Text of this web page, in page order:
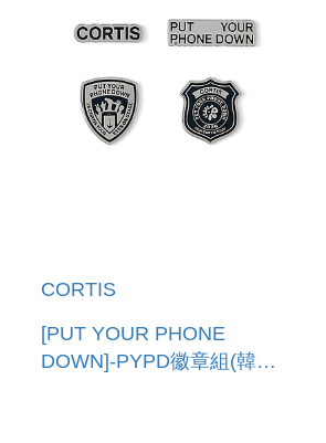
CORTIS
[PUT YOUR PHONE
DOWN]-PYPD徽章組(韓國